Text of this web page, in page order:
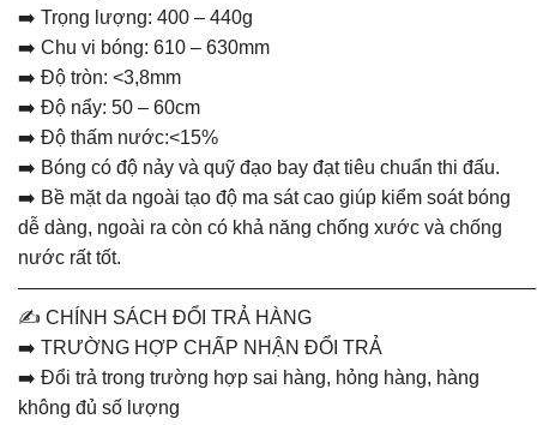
➡️ Trọng lượng: 400 – 440g
➡️ Chu vi bóng: 610 – 630mm
➡️ Độ tròn: <3,8mm
➡️ Độ nẩy: 50 – 60cm
➡️ Độ thấm nước:<15%
➡️ Bóng có độ nảy và quỹ đạo bay đạt tiêu chuẩn thi đấu.
➡️ Bề mặt da ngoài tạo độ ma sát cao giúp kiểm soát bóng
dễ dàng, ngoài ra còn có khả năng chống xước và chống
nước rất tốt.
✍️ CHÍNH SÁCH ĐỔI TRẢ HÀNG
➡️ TRƯỜNG HỢP CHẤP NHẬN ĐỔI TRẢ
➡️ Đổi trả trong trường hợp sai hàng, hỏng hàng, hàng
không đủ số lượng